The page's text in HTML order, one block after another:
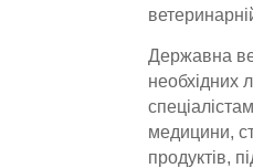
Державна
необхідних
медицини,
продуктів,